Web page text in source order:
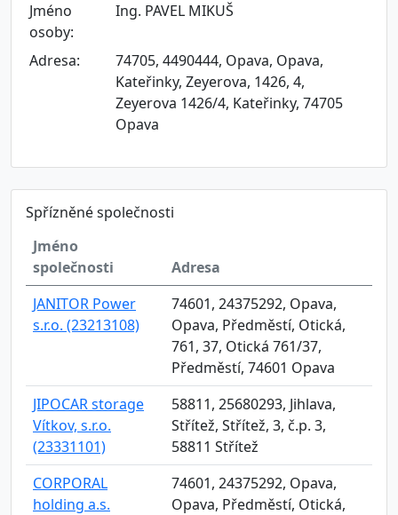
Jméno
osoby:
Ing. PAVEL MIKUŠ
Adresa:
74705, 4490444, Opava, Opava,
Kateřinky, Zeyerova, 1426, 4,
Zeyerova 1426/4, Kateřinky, 74705
Opava
Spřízněné společnosti
Jméno
společnosti
Adresa
JANITOR Power
s.r.o. (23213108)
74601, 24375292, Opava,
Opava, Předměstí, Otická,
761, 37, Otická 761/37,
Předměstí, 74601 Opava
JIPOCAR storage
Vítkov, s.r.o.
(23331101)
58811, 25680293, Jihlava,
Střítež, Střítež, 3, č.p. 3,
58811 Střítež
CORPORAL
holding a.s.
74601, 24375292, Opava,
Opava, Předměstí, Otická,